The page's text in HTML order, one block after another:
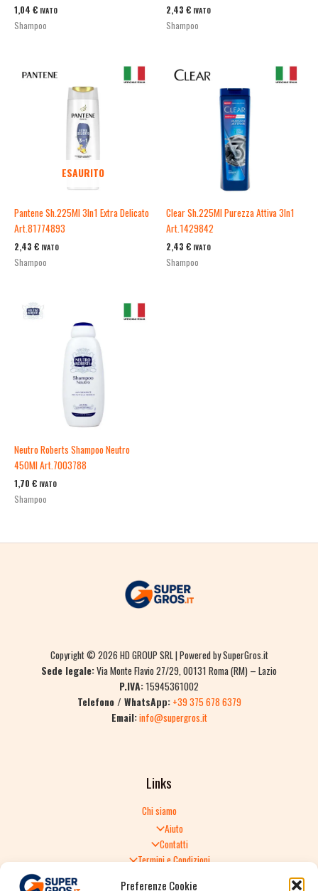
Preferenze Cookie
1,04 € IVATO
Shampoo
2,43 € IVATO
Shampoo
ESAURITO
Pantene Sh.225Ml 3In1 Extra Delicato
Art.81774893
2,43 € IVATO
Shampoo
Clear Sh.225Ml Purezza Attiva 3In1
Art.1429842
2,43 € IVATO
Shampoo
Neutro Roberts Shampoo Neutro
450Ml Art.7003788
1,70 € IVATO
Shampoo
Copyright © 2026 HD GROUP SRL | Powered by SuperGros.it
Sede legale:Via Monte Flavio 27/29, 00131 Roma (RM) – Lazio
P.IVA:15945361002
Telefono / WhatsApp: +39 375 678 6379
Email:info@supergros.it
Links
Chi siamo
Aiuto
Contatti
Termini e Condizioni